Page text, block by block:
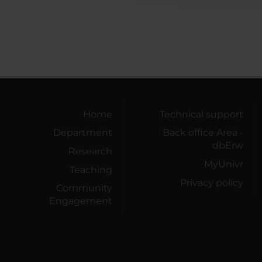
Home
Department
Research
Teaching
Community
Engagement
Technical support
Back office Area -
dbErw
MyUnivr
Privacy policy